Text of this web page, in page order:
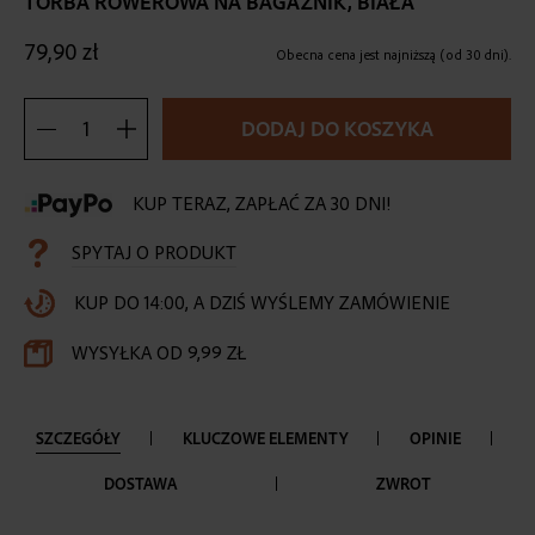
images
gallery
Obecna cena jest najniższą (od 30 dni).
79,90 zł
DODAJ DO KOSZYKA
KUP TERAZ, ZAPŁAĆ ZA 30 DNI!
SPYTAJ O PRODUKT
KUP DO 14:00, A DZIŚ WYŚLEMY ZAMÓWIENIE
WYSYŁKA OD 9,99 ZŁ
SZCZEGÓŁY KLUCZOWE ELEMENTY OPINIE
DOSTAWA ZWROT